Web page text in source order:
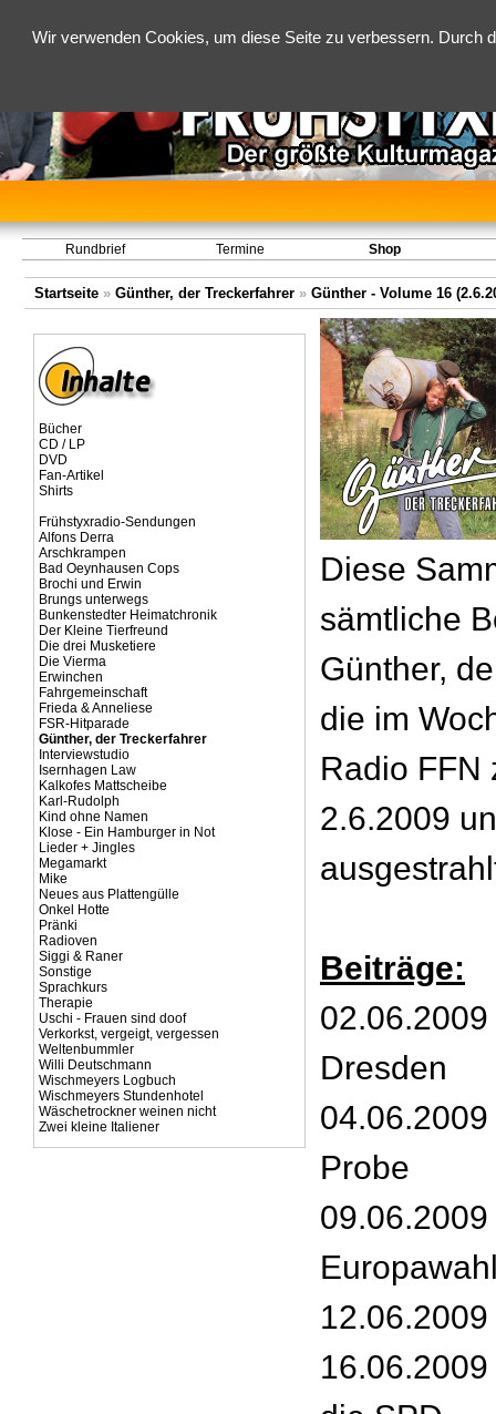
Wir verwenden Cookies, um diese Seite zu verbessern.
Rundbrief Termine Shop
Startseite » Günther, der Treckerfahrer » Günther - Volume 16
Bücher
CD / LP
DVD
Fan-Artikel
Shirts
Frühstyxradio-Sendungen
Alfons Derra
Arschkrampen
Bad Oeynhausen Cops
Brochi und Erwin
Brungs unterwegs
Bunkenstedter Heimatchronik
Der Kleine Tierfreund
Die drei Musketiere
Die Vierma
Erwinchen
Fahrgemeinschaft
Frieda & Anneliese
FSR-Hitparade
Günther, der Treckerfahrer
Interviewstudio
Isernhagen Law
Kalkofes Mattscheibe
Karl-Rudolph
Kind ohne Namen
Klose - Ein Hamburger in Not
Lieder + Jingles
Megamarkt
Mike
Neues aus Plattengülle
Onkel Hotte
Pränki
Radioven
Siggi & Raner
Sonstige
Sprachkurs
Therapie
Uschi - Frauen sind doof
Verkorkst, vergeigt, vergessen
Weltenbummler
Willi Deutschmann
Wischmeyers Logbuch
Wischmeyers Stundenhotel
Wäschetrockner weinen nicht
Zwei kleine Italiener
Diese
sämtliche
Günther,
die im
Radio FFN
2.6.2009
Beiträge:
Dresden
Probe